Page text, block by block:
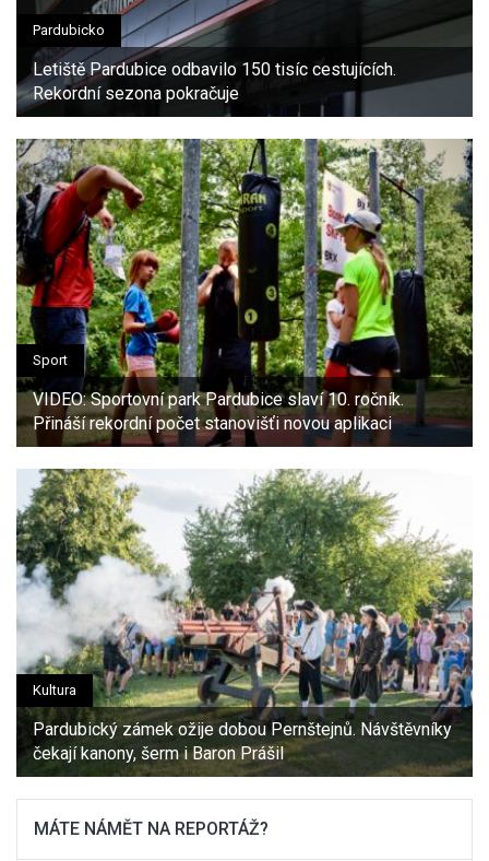
Pardubicko
Letiště Pardubice odbavilo 150 tisíc cestujících.
Rekordní sezona pokračuje
Sport
VIDEO: Sportovní park Pardubice slaví 10. ročník.
Přináší rekordní počet stanovišťi novou aplikaci
Kultura
Pardubický zámek ožije dobou Pernštejnů. Návštěvníky
čekají kanony, šerm i Baron Prášil
MÁTE NÁMĚT NA REPORTÁŽ?